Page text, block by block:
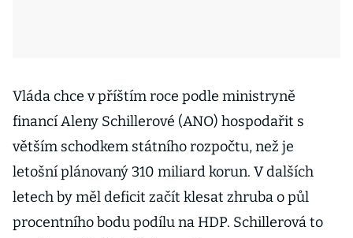
Vláda chce v příštím roce podle ministryně
financí Aleny Schillerové (ANO) hospodařit s
větším schodkem státního rozpočtu, než je
letošní plánovaný 310 miliard korun. V dalších
letech by měl deficit začít klesat zhruba o půl
procentního bodu podílu na HDP. Schillerová to